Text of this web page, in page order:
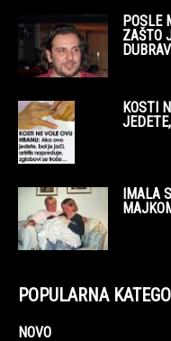
POSLE
ZAŠTO
KOSTI
IMALA
POPULARNA
NOVO